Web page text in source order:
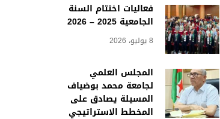
فعاليات اختتام السنة
الجامعية 2025 – 2026
8 يوليو، 2026
المجلس العلمي
لجامعة محمد بوضياف
المسيلة يصادق على
المخطط الاستراتيجي